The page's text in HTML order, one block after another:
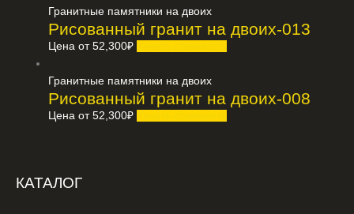
Гранитные памятники на двоих
Рисованный гранит на двоих-013
Цена от52,300₽
Гранитные памятники на двоих
Рисованный гранит на двоих-008
Цена от52,300₽
КАТАЛОГ